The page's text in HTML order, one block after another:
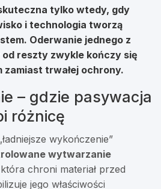
tylko wtedy, gdy
i technologia tworzą
Oderwanie jednego z
reszty zwykle kończy się
zamiast trwałej ochrony.
– gdzie pasywacja
różnicę
wykończenie”
wytwarzanie
chroni materiał przed
jego właściwości